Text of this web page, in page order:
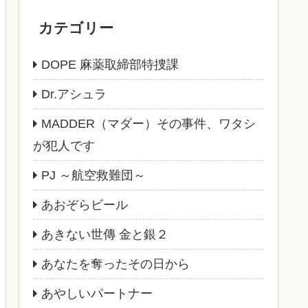
カテゴリー
DOPE 麻薬取締部特捜課
Dr.アシュラ
MADDER（マダー）その事件、ワタシ
が犯人です
PJ ～航空救難団～
あおぞらビール
あきない世傳 金と銀２
あなたを奪ったその日から
あやしいパートナー